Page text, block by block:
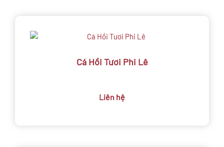
Cá Hồi Tươi Phi Lê
Liên hệ